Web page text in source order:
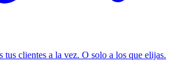
tus clientes a la vez. O solo a los que elijas.